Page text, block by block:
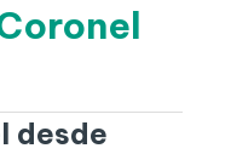
desde